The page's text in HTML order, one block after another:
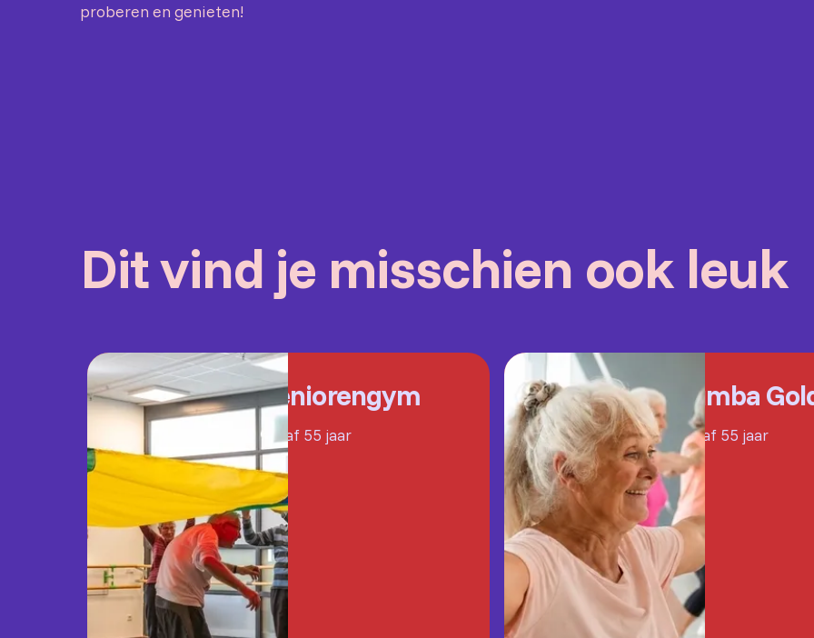
proberen en genieten!
Dit vind je misschien ook leuk
Seniorengym
Vanaf 55 jaar
Zumba
Vanaf 55 jaar